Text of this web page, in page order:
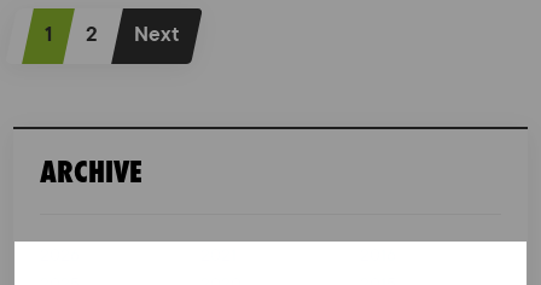
P
o
p
1 2 Next
ARCHIVE